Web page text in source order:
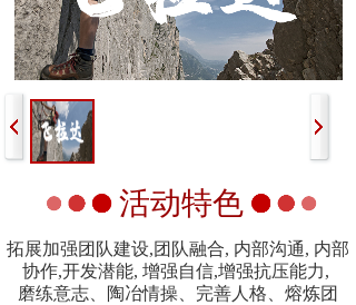
活动特色
拓展加强团队建设,团队融合, 内部沟通, 内部
协作,开发潜能, 增强自信,增强抗压能力,
磨练意志、陶冶情操、完善人格、熔炼团